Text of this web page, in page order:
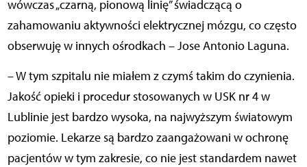
wówczas „czarną, pionową linię” świadczącą o
zahamowaniu aktywności elektrycznej mózgu, co często
obserwuję w innych ośrodkach – Jose Antonio Laguna.
– W tym szpitalu nie miałem z czymś takim do czynienia.
Jakość opieki i procedur stosowanych w USK nr 4 w
Lublinie jest bardzo wysoka, na najwyższym światowym
poziomie. Lekarze są bardzo zaangażowani w ochronę
pacjentów w tym zakresie, co nie jest standardem nawet